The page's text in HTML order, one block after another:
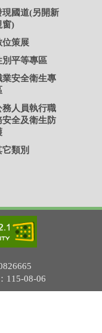
現國道(另開新
窗)
位策展
別平等專區
業安全衛生專
務人員執行職
安全及衛生防
它類別
115-08-06